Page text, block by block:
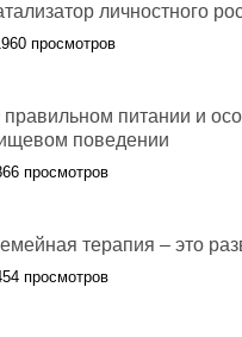
личностного
просмотров
питании и
поведении
просмотров
терапия – это
просмотров